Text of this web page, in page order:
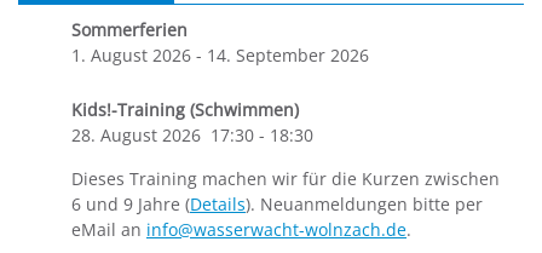
Sommerferien
1. August 2026 - 14. September 2026
Kids!-Training (Schwimmen)
28. August 2026 17:30 - 18:30
Dieses Training machen wir für die Kurzen zwischen
6 und 9 Jahre (Details). Neuanmeldungen bitte per
eMail an info@wasserwacht-wolnzach.de.